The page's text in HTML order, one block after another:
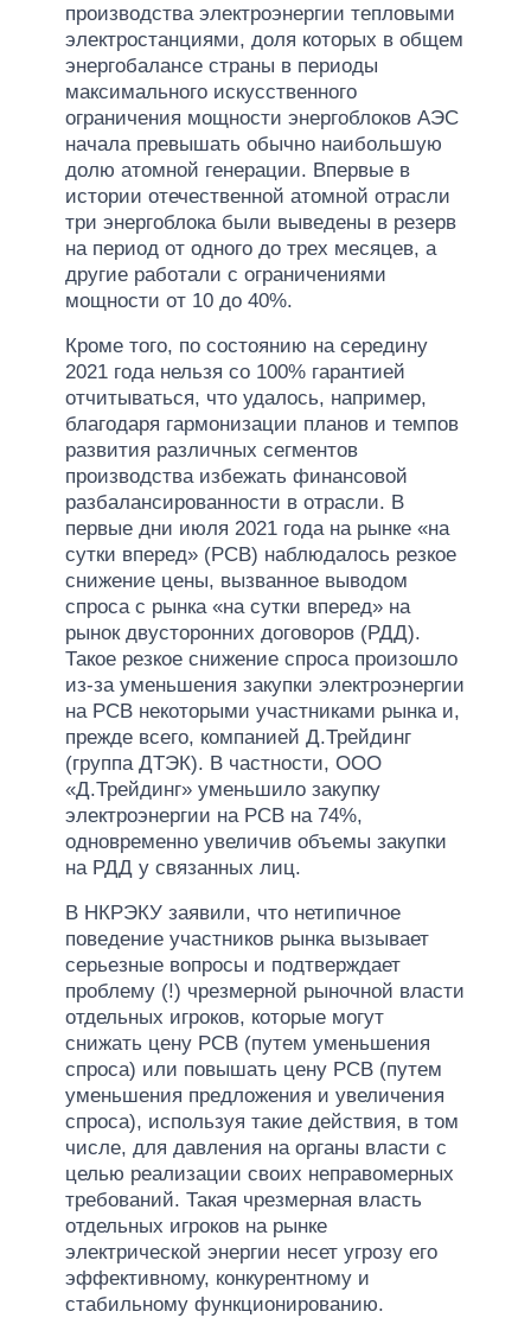
производства электроэнергии тепловыми
электростанциями, доля которых в общем
энергобалансе страны в периоды
максимального искусственного
ограничения мощности энергоблоков АЭС
начала превышать обычно наибольшую
долю атомной генерации. Впервые в
истории отечественной атомной отрасли
три энергоблока были выведены в резерв
на период от одного до трех месяцев, а
другие работали с ограничениями
мощности от 10 до 40%.
Кроме того, по состоянию на середину
2021 года нельзя со 100% гарантией
отчитываться, что удалось, например,
благодаря гармонизации планов и темпов
развития различных сегментов
производства избежать финансовой
разбалансированности в отрасли. В
первые дни июля 2021 года на рынке «на
сутки вперед» (РСВ) наблюдалось резкое
снижение цены, вызванное выводом
спроса с рынка «на сутки вперед» на
рынок двусторонних договоров (РДД).
Такое резкое снижение спроса произошло
из-за уменьшения закупки электроэнергии
на РСВ некоторыми участниками рынка и,
прежде всего, компанией Д.Трейдинг
(группа ДТЭК). В частности, ООО
«Д.Трейдинг» уменьшило закупку
электроэнергии на РСВ на 74%,
одновременно увеличив объемы закупки
на РДД у связанных лиц.
В НКРЭКУ заявили, что нетипичное
поведение участников рынка вызывает
серьезные вопросы и подтверждает
проблему (!) чрезмерной рыночной власти
отдельных игроков, которые могут
снижать цену РСВ (путем уменьшения
спроса) или повышать цену РСВ (путем
уменьшения предложения и увеличения
спроса), используя такие действия, в том
числе, для давления на органы власти с
целью реализации своих неправомерных
требований. Такая чрезмерная власть
отдельных игроков на рынке
электрической энергии несет угрозу его
эффективному, конкурентному и
стабильному функционированию.